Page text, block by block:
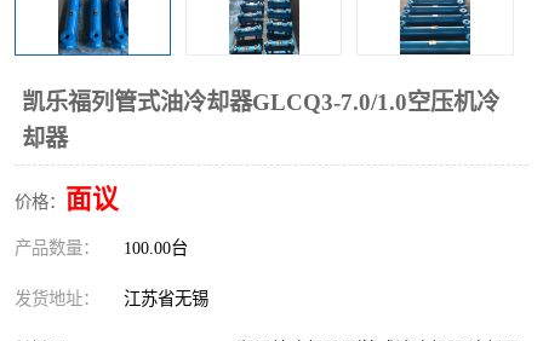
凯乐福列管式油冷却器GLCQ3-7.0/1.0空压机冷
却器
价格： 面议
产品数量： 100.00台
发货地址： 江苏省无锡